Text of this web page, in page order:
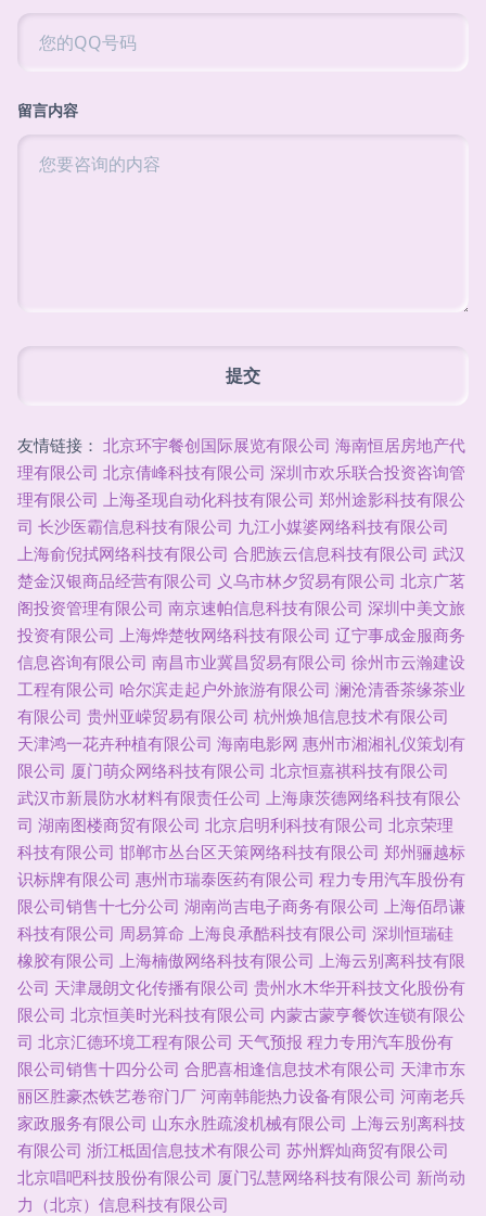
留言内容
友情链接： 北京环宇餐创国际展览有限公司 海南恒居房地产代
理有限公司 北京倩峰科技有限公司 深圳市欢乐联合投资咨询管
理有限公司 上海圣现自动化科技有限公司 郑州途影科技有限公
司 长沙医霸信息科技有限公司 九江小媒婆网络科技有限公司
上海俞倪拭网络科技有限公司 合肥族云信息科技有限公司 武汉
楚金汉银商品经营有限公司 义乌市林夕贸易有限公司 北京广茗
阁投资管理有限公司 南京速帕信息科技有限公司 深圳中美文旅
投资有限公司 上海烨楚牧网络科技有限公司 辽宁事成金服商务
信息咨询有限公司 南昌市业冀昌贸易有限公司 徐州市云瀚建设
工程有限公司 哈尔滨走起户外旅游有限公司 澜沧清香茶缘茶业
有限公司 贵州亚嵘贸易有限公司 杭州焕旭信息技术有限公司
天津鸿一花卉种植有限公司 海南电影网 惠州市湘湘礼仪策划有
限公司 厦门萌众网络科技有限公司 北京恒嘉祺科技有限公司
武汉市新晨防水材料有限责任公司 上海康茨德网络科技有限公
司 湖南图楼商贸有限公司 北京启明利科技有限公司 北京荣理
科技有限公司 邯郸市丛台区天策网络科技有限公司 郑州骊越标
识标牌有限公司 惠州市瑞泰医药有限公司 程力专用汽车股份有
限公司销售十七分公司 湖南尚吉电子商务有限公司 上海佰昂谦
科技有限公司 周易算命 上海良承酷科技有限公司 深圳恒瑞硅
橡胶有限公司 上海楠傲网络科技有限公司 上海云别离科技有限
公司 天津晟朗文化传播有限公司 贵州水木华开科技文化股份有
限公司 北京恒美时光科技有限公司 内蒙古蒙亨餐饮连锁有限公
司 北京汇德环境工程有限公司 天气预报 程力专用汽车股份有
限公司销售十四分公司 合肥喜相逢信息技术有限公司 天津市东
丽区胜豪杰铁艺卷帘门厂 河南韩能热力设备有限公司 河南老兵
家政服务有限公司 山东永胜疏浚机械有限公司 上海云别离科技
有限公司 浙江柢固信息技术有限公司 苏州辉灿商贸有限公司
北京唱吧科技股份有限公司 厦门弘慧网络科技有限公司 新尚动
力（北京）信息科技有限公司